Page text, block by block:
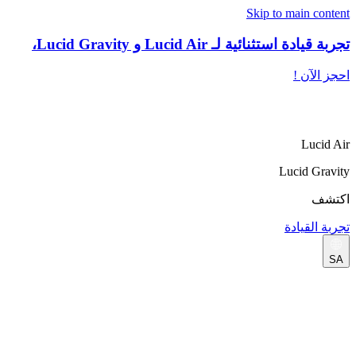
Skip to main content
تجربة قيادة استثنائية لـ Lucid Air و Lucid Gravity،
احجز الآن !
Lucid Air
Lucid Gravity
اكتشف
تجربة القيادة
SA